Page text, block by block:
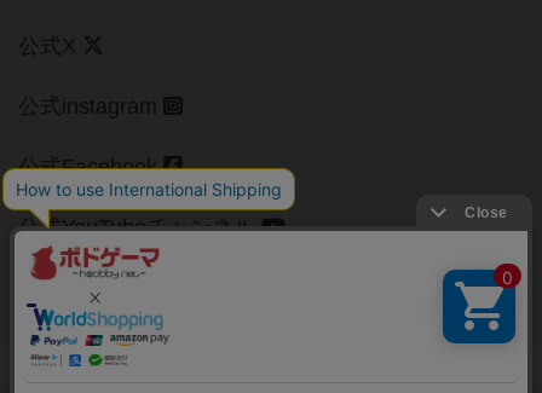
公式X
公式instagram
公式Facebook
公式YouTubeチャンネル